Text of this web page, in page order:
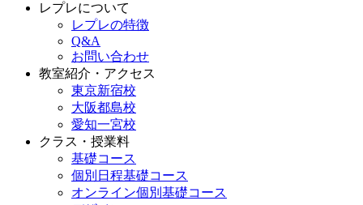
レプレについて
レプレの特徴
Q&A
お問い合わせ
教室紹介・アクセス
東京新宿校
大阪都島校
愛知一宮校
クラス・授業料
基礎コース
個別日程基礎コース
オンライン個別基礎コース